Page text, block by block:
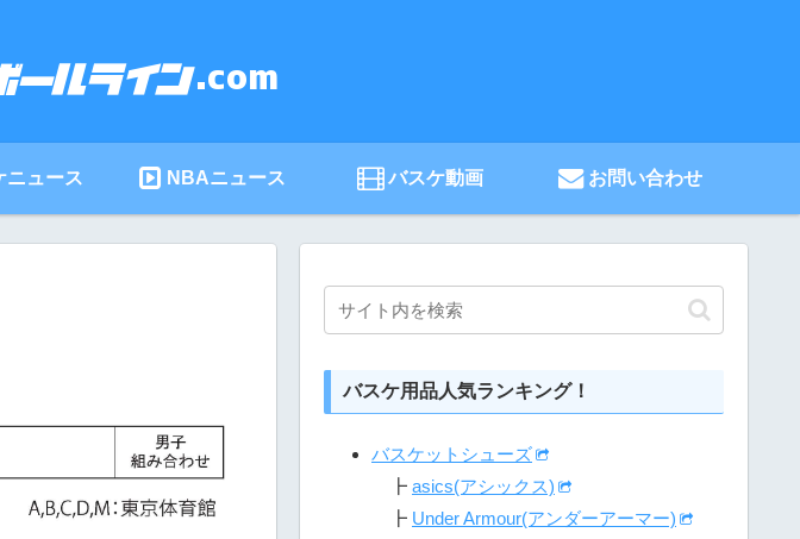
ニュース NBAニュース バスケ動画 お問い合わせ
バスケ用品人気ランキング！
バスケットシューズ
┣ asics(アシックス)
┣ Under Armour(アンダーアーマー)